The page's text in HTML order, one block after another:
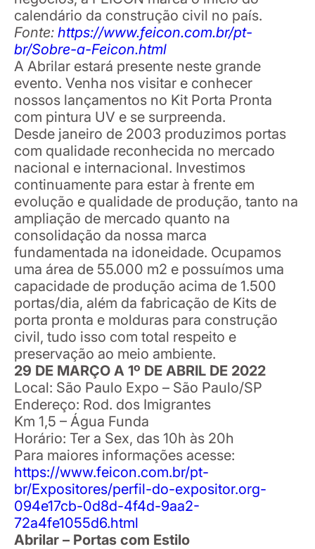
calendário da construção civil no país.
Fonte: https://www.feicon.com.br/pt-
br/Sobre-a-Feicon.html
A Abrilar estará presente neste grande
evento. Venha nos visitar e conhecer
nossos lançamentos no Kit Porta Pronta
com pintura UV e se surpreenda.
Desde janeiro de 2003 produzimos portas
com qualidade reconhecida no mercado
nacional e internacional. Investimos
continuamente para estar à frente em
evolução e qualidade de produção, tanto na
ampliação de mercado quanto na
consolidação da nossa marca
fundamentada na idoneidade. Ocupamos
uma área de 55.000 m2 e possuímos uma
capacidade de produção acima de 1.500
portas/dia, além da fabricação de Kits de
porta pronta e molduras para construção
civil, tudo isso com total respeito e
preservação ao meio ambiente.
29 DE MARÇO A 1º DE ABRIL DE 2022
Local: São Paulo Expo – São Paulo/SP
Endereço: Rod. dos Imigrantes
Km 1,5 – Água Funda
Horário: Ter a Sex, das 10h às 20h
Para maiores informações acesse:
https://www.feicon.com.br/pt-
br/Expositores/perfil-do-expositor.org-
094e17cb-0d8d-4f4d-9aa2-
72a4fe1055d6.html
Abrilar – Portas com Estilo